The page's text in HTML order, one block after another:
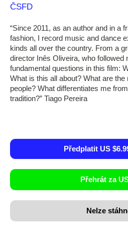
ČSFD
“Since 2011, as an author and in a
fashion, I record music and dance
kinds all over the country. From a
director Inês Oliveira, who followed
fundamental questions in this film:
What is this all about? What are
people? What differentiates me
tradition?” Tiago Pereira
Předplatit US
Přehrát za
Nelze